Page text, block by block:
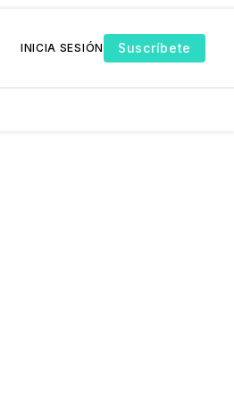
INICIA SESIÓN Suscríbete